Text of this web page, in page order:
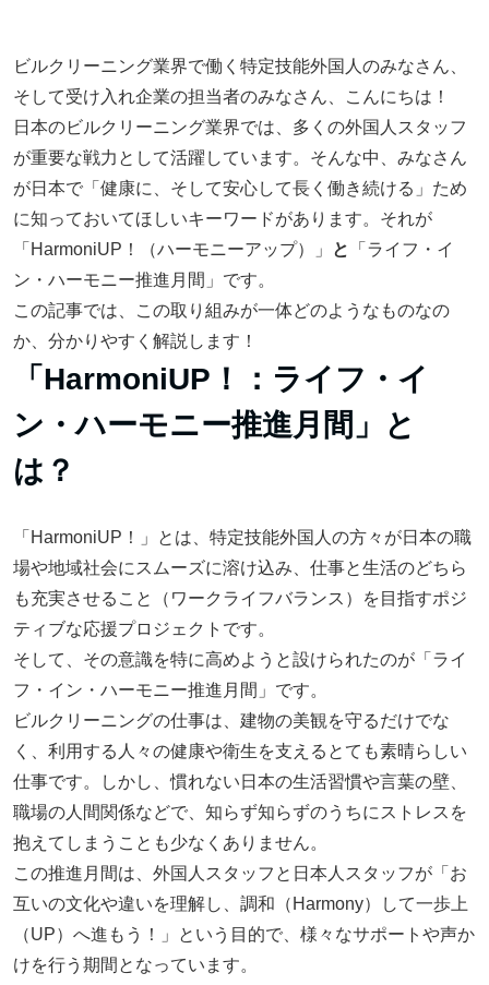
ビルクリーニング業界で働く特定技能外国人のみなさん、
そして受け入れ企業の担当者のみなさん、こんにちは！
日本のビルクリーニング業界では、多くの外国人スタッフ
が重要な戦力として活躍しています。そんな中、みなさん
が日本で「健康に、そして安心して長く働き続ける」ため
に知っておいてほしいキーワードがあります。それが
「HarmoniUP！（ハーモニーアップ）」
と
「ライフ・イ
ン・ハーモニー推進月間」です。
この記事では、この取り組みが一体どのようなものなの
か、分かりやすく解説します！
「HarmoniUP！：ライフ・イ
ン・ハーモニー推進月間」と
は？
「HarmoniUP！」とは、特定技能外国人の方々が日本の職
場や地域社会にスムーズに溶け込み、仕事と生活のどちら
も充実させること（ワークライフバランス）を目指すポジ
ティブな応援プロジェクトです。
そして、その意識を特に高めようと設けられたのが「ライ
フ・イン・ハーモニー推進月間」です。
ビルクリーニングの仕事は、建物の美観を守るだけでな
く、利用する人々の健康や衛生を支えるとても素晴らしい
仕事です。しかし、慣れない日本の生活習慣や言葉の壁、
職場の人間関係などで、知らず知らずのうちにストレスを
抱えてしまうことも少なくありません。
この推進月間は、外国人スタッフと日本人スタッフが「お
互いの文化や違いを理解し、調和（Harmony）して一歩上
（UP）へ進もう！」という目的で、様々なサポートや声か
けを行う期間となっています。